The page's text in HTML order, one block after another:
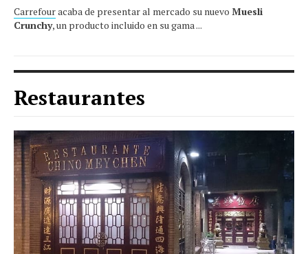
Carrefouracaba de presentar al mercado su nuevo Muesli
Crunchy, un producto incluido en su gama ...
Restaurantes